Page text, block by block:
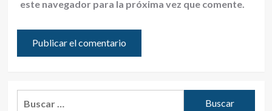
este navegador para la próxima vez que comente.